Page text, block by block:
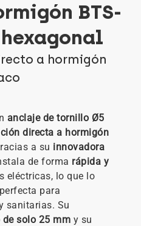
BTS-
a hormigón
anclaje de tornillo Ø5
directa a hormigón
a su innovadora
de forma rápida y
eléctricas, lo que lo
para
sanitarias. Su
solo 25 mm y su